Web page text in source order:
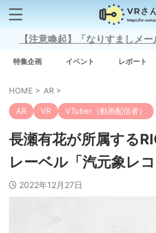
検索はコチラから
Grow A Garden（庭を成長させる
Meta Quest 3
【注意喚起】「なりすましメ
特集企画 イベント レポート
HOME > AR >
AR VR VTuber（動画配信者）
長瀬有花が所属する
レーベル「汽元象レ
2022年12月27日